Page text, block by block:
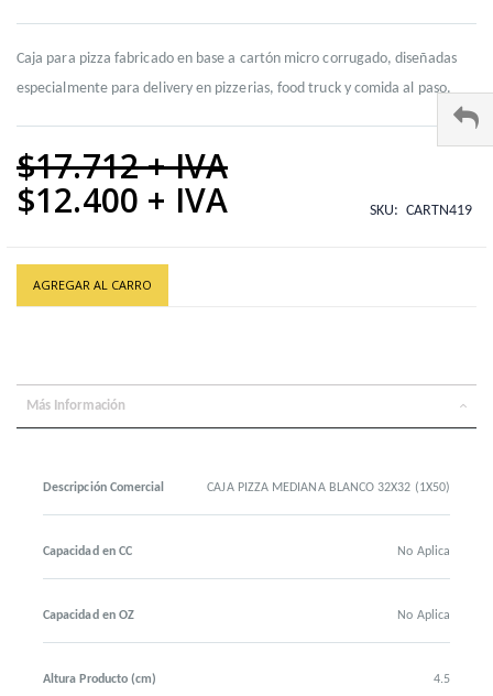
Caja para pizza fabricado en base a cartón micro corrugado, diseñadas
especialmente para delivery en pizzerias, food truck y comida al paso.
$17.712
Special
Price
$12.400 SKU CARTN419
AGREGAR AL CARRO
Más Información
Descripción Comercial CAJA PIZZA MEDIANA BLANCO 32X32 (1X50)
Capacidad en CC No Aplica
Capacidad en OZ No Aplica
Altura Producto (cm) 4.5